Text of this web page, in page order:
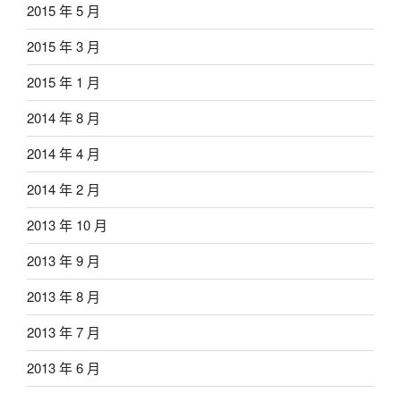
2015 年 5 月
2015 年 3 月
2015 年 1 月
2014 年 8 月
2014 年 4 月
2014 年 2 月
2013 年 10 月
2013 年 9 月
2013 年 8 月
2013 年 7 月
2013 年 6 月